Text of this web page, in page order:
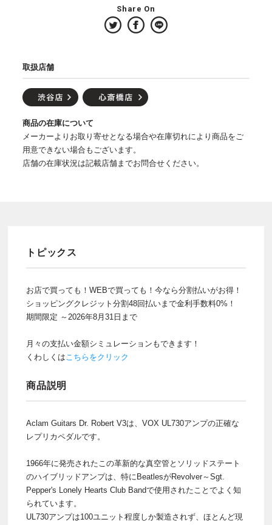
Share On
取扱店舗
商品の在庫について
メーカーよりお取り寄せとなる場合や在庫切れにより商品をご
用意できない場合もございます。
店舗の在庫状況は記載店舗までお問合せください。
トピックス
お店で買っても！WEBで買っても！今なら分割払いがお得！
ショッピングクレジット分割48回払いまで金利手数料0%！
期間限定 ～2026年8月31日まで
月々の支払い金額シミュレーションもできます！
くわしくはこちらをクリック
商品説明
Aclam Guitars Dr. Robert V3は、VOX UL730アンプの正確な
レプリカペダルです。
1966年に発売されたこの革新的な真空管とソリッドステート
のハイブリッドアンプは、特にBeatlesがRevolver～Sgt.
Pepper's Lonely Hearts Club Bandで使用されたことでよく知
られています。
UL730アンプは100ユニット程度しか製造されず、ほとんど現